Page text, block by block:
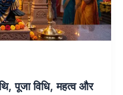
पूजा विधि, महत्व और